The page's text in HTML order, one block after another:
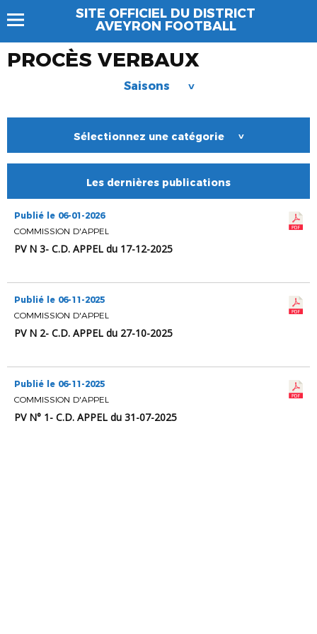
SITE OFFICIEL DU DISTRICT
AVEYRON FOOTBALL
PROCÈS VERBAUX
Saisons >
Sélectionnez une catégorie >
Les dernières publications
Publié le 06-01-2026
COMMISSION D'APPEL
PV N 3- C.D. APPEL du 17-12-2025
Publié le 06-11-2025
COMMISSION D'APPEL
PV N 2- C.D. APPEL du 27-10-2025
Publié le 06-11-2025
COMMISSION D'APPEL
PV N° 1- C.D. APPEL du 31-07-2025